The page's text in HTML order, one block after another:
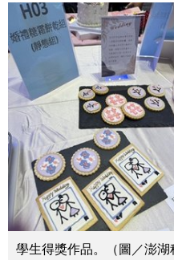
學生得獎作品。（圖／澎湖